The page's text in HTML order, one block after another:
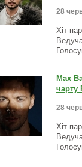
28
Хіт-
Max
чарту
28
Хіт-